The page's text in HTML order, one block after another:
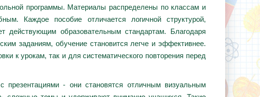
программы. Материалы распределены по классам и
Каждое пособие отличается логичной структурой,
действующим образовательным стандартам. Благодаря
заданиям, обучение становится легче и эффективнее.
к урокам, так и для систематического повторения перед
презентациями - они становятся отличным визуальным